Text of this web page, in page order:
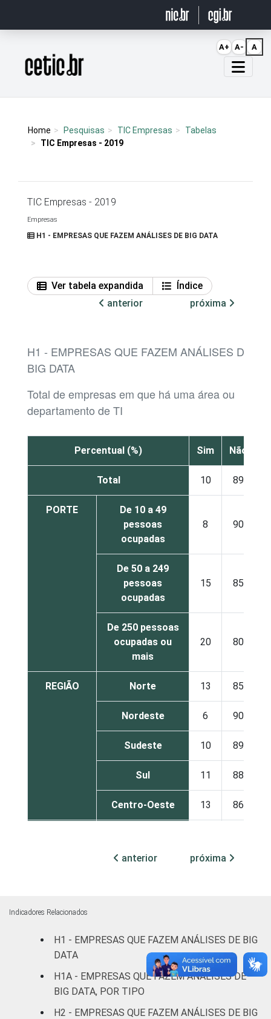
Página inicial
Home Pesquisas TIC Empresas
Tabelas
TIC Empresas - 2019
TIC Empresas - 2019
Empresas
H1 - EMPRESAS QUE FAZEM ANÁLISES DE BIG DATA
Ver tabela expandida
Índice
anterior
próxima
H1 - EMPRESAS QUE FAZEM ANÁLISES DE
BIG DATA
Total de empresas em que há uma área ou
departamento de TI
Percentual (%) Sim Não
Total 10 89
PORTE
De 10 a 49
pessoas
ocupadas
8 90
De 50 a 249
pessoas
ocupadas
15 85
De 250 pessoas
ocupadas ou
mais
20 80
REGIÃO Norte 13 85
Nordeste 6 90
Sudeste 10 89
Sul 11 88
Centro-Oeste 13 86
veículos
automotores e
motocicletas
8 90
Transporte,
armazenagem e
12 88
anterior próxima
Indicadores Relacionados
H1 - EMPRESAS QUE FAZEM ANÁLISES DE BIG
DATA
H1A - EMPRESAS QUE FAZEM ANÁLISES DE
BIG DATA, POR TIPO
H2 - EMPRESAS QUE FAZEM ANÁLISES DE BIG
A+ A- A